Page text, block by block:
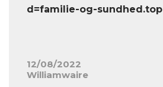
d=familie-og-sundhed.top
12/08/2022
Williamwaire